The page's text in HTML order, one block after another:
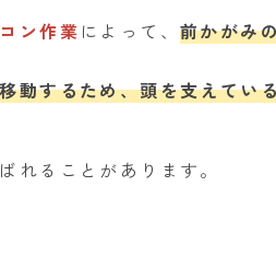
ン作業 によって、前かがみ
動するため、頭を支えてい
れることがあります。